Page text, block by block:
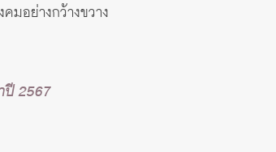
มอย่างกว้างขวาง
ปี 2567